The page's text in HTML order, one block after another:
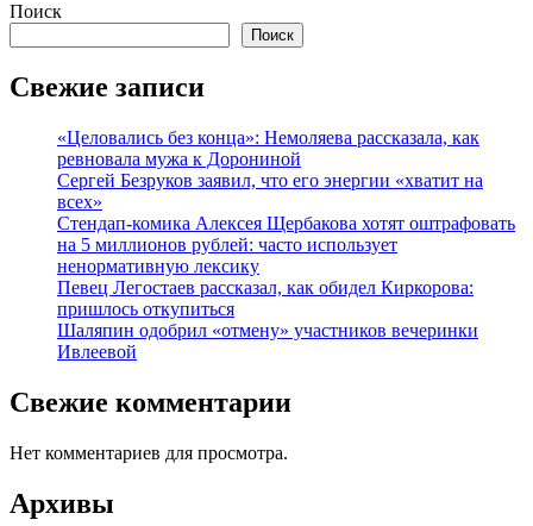
Поиск
Поиск
Свежие записи
«Целовались без конца»: Немоляева рассказала, как
ревновала мужа к Дорониной
Сергей Безруков заявил, что его энергии «хватит на
всех»
Стендап-комика Алексея Щербакова хотят оштрафовать
на 5 миллионов рублей: часто использует
ненормативную лексику
Певец Легостаев рассказал, как обидел Киркорова:
пришлось откупиться
Шаляпин одобрил «отмену» участников вечеринки
Ивлеевой
Свежие комментарии
Нет комментариев для просмотра.
Архивы